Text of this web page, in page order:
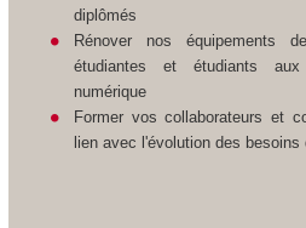
diplômés
Rénover nos équipements
étudiantes et étudiants aux
numérique
Former vos collaborateurs et
lien avec l'évolution des besoins